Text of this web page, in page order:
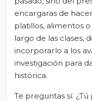
encargaras de
platillos, alimentos
largo de las clases,
incorporarlo a los
investigación para
histórica.
Te preguntas sí.